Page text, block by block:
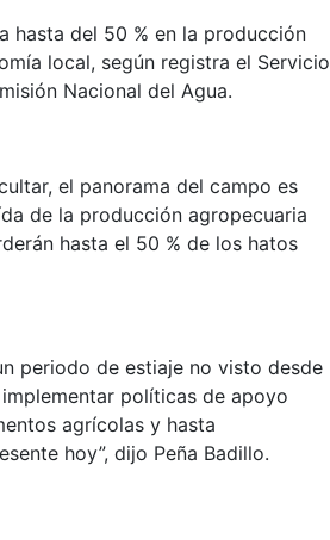
hasta del 50 % en la producción
local, según registra el Servicio
Nacional del Agua.
el panorama del campo es
de la producción agropecuaria
hasta el 50 % de los hatos
periodo de estiaje no visto desde
políticas de apoyo
agrícolas y hasta
hoy”, dijo Peña Badillo.